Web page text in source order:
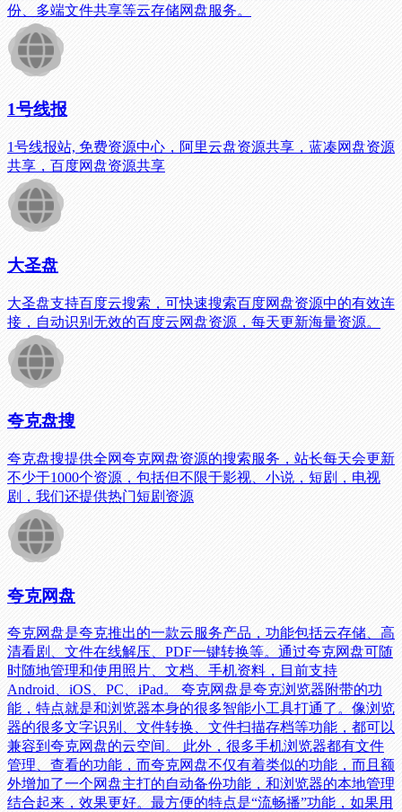
份、多端文件共享等云存储网盘服务。
1号线报
1号线报站, 免费资源中心，阿里云盘资源共享，蓝凑网盘资源
共享，百度网盘资源共享
大圣盘
大圣盘支持百度云搜索，可快速搜索百度网盘资源中的有效连
接，自动识别无效的百度云网盘资源，每天更新海量资源。
夸克盘搜
夸克盘搜提供全网夸克网盘资源的搜索服务，站长每天会更新
不少于1000个资源，包括但不限于影视、小说，短剧，电视
剧，我们还提供热门短剧资源
夸克网盘
夸克网盘是夸克推出的一款云服务产品，功能包括云存储、高
清看剧、文件在线解压、PDF一键转换等。通过夸克网盘可随
时随地管理和使用照片、文档、手机资料，目前支持
Android、iOS、PC、iPad。 夸克网盘是夸克浏览器附带的功
能，特点就是和浏览器本身的很多智能小工具打通了。像浏览
器的很多文字识别、文件转换、文件扫描存档等功能，都可以
兼容到夸克网盘的云空间。 此外，很多手机浏览器都有文件
管理、查看的功能，而夸克网盘不仅有着类似的功能，而且额
外增加了一个网盘主打的自动备份功能，和浏览器的本地管理
结合起来，效果更好。最方便的特点是“流畅播”功能，如果用